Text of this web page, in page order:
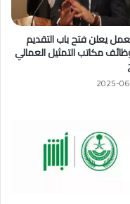
يعلن فتح باب التقديم
مكاتب التمثيل العمالي
2025-